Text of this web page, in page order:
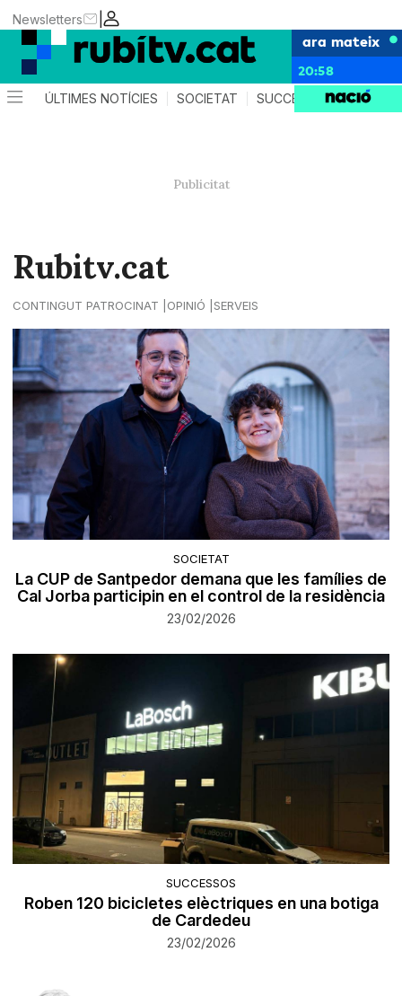
|
Newsletters
ara mateix
20:58
ÚLTIMES NOTÍCIES SOCIETAT SUCCESSOS
Rubitv.cat
CONTINGUT PATROCINAT OPINIÓ SERVEIS
SOCIETAT
La CUP de Santpedor demana que les famílies de
Cal Jorba participin en el control de la residència
23/02/2026
SUCCESSOS
Roben 120 bicicletes elèctriques en una botiga
de Cardedeu
23/02/2026